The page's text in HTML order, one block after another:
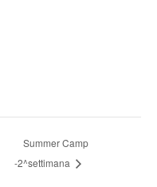
Summer Camp
-2^settimana